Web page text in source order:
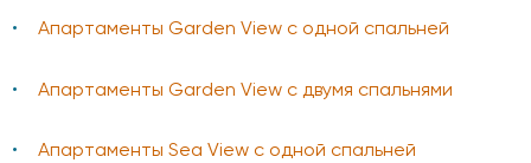
Апартаменты Garden View с одной спальней
Апартаменты Garden View с двумя спальнями
Апартаменты Sea View с одной спальней